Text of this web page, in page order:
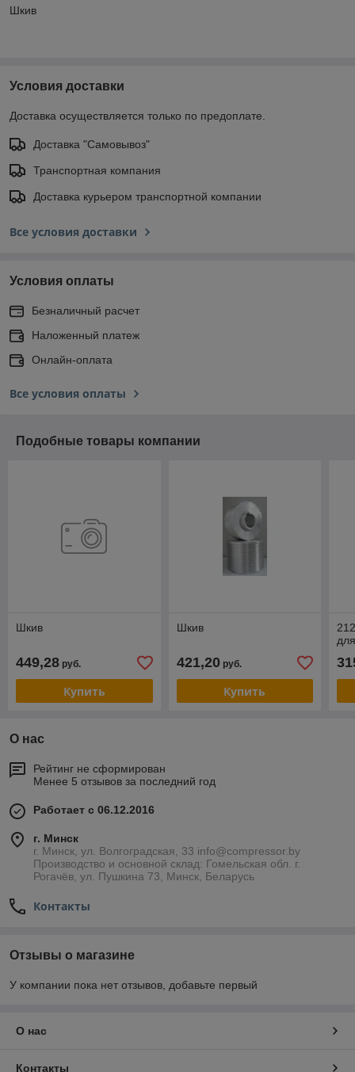
Шкив
Условия доставки
Доставка осуществляется только по предоплате.
Доставка "Самовывоз"
Транспортная компания
Доставка курьером транспортной компании
Все условия доставки
Условия оплаты
Безналичный расчет
Наложенный платеж
Онлайн-оплата
Все условия оплаты
Подобные товары компании
Шкив
449,28 руб.
Купить
Шкив
421,20руб.
Купить
О нас
Рейтинг не сформирован
Менее 5 отзывов за последний год
Работает с 06.12.2016
г. Минск
г. Минск, ул. Волгоградская, 33 info@compressor.by
Производство и основной склад: Гомельская обл. г.
Рогачёв, ул. Пушкина 73, Минск, Беларусь
Контакты
Отзывы о магазине
У компании пока нет отзывов, добавьте первый
О нас
Контакты